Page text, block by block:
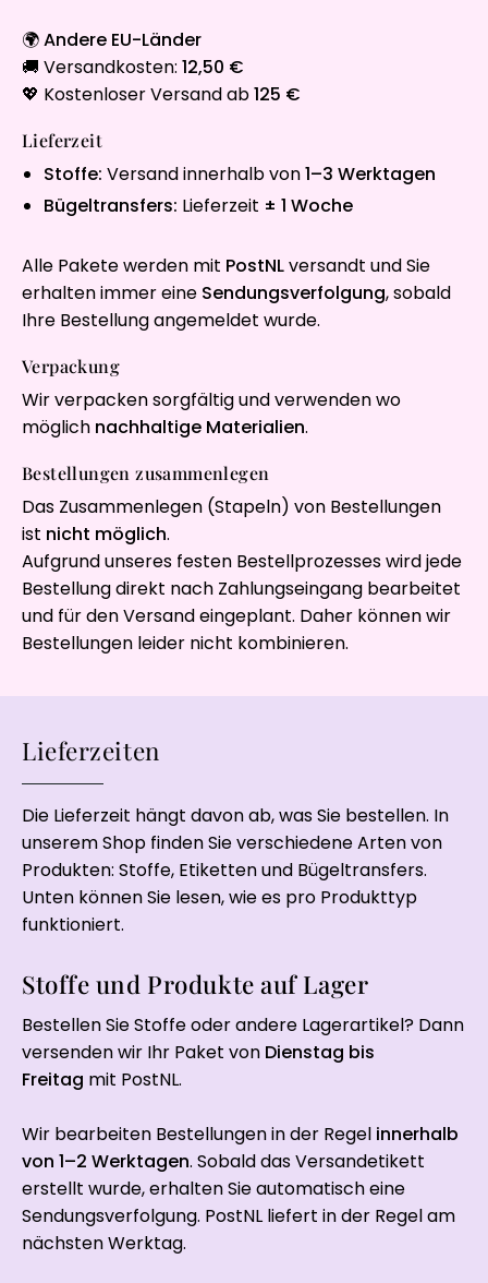
🌍Andere EU-Länder
🚚 Versandkosten: 12,50 €
💖 Kostenloser Versand ab125 €
Lieferzeit
Stoffe: Versand innerhalb von1–3 Werktagen
Bügeltransfers: Lieferzeit ± 1 Woche
Alle Pakete werden mit PostNLversandt und Sie
erhalten immer eine Sendungsverfolgung, sobald
Ihre Bestellung angemeldet wurde.
Verpackung
Wir verpacken sorgfältig und verwenden wo
möglich nachhaltige Materialien.
Bestellungen zusammenlegen
Das Zusammenlegen (Stapeln) von Bestellungen
ist nicht möglich.
Aufgrund unseres festen Bestellprozesses wird jede
Bestellung direkt nach Zahlungseingang bearbeitet
und für den Versand eingeplant. Daher können wir
Bestellungen leider nicht kombinieren.
Lieferzeiten
Die Lieferzeit hängt davon ab, was Sie bestellen. In
unserem Shop finden Sie verschiedene Arten von
Produkten: Stoffe, Etiketten und Bügeltransfers.
Unten können Sie lesen, wie es pro Produkttyp
funktioniert.
Stoffe und Produkte auf Lager
Bestellen Sie Stoffe oder andere Lagerartikel? Dann
versenden wir Ihr Paket von Dienstag bis
Freitag mit PostNL.
Wir bearbeiten Bestellungen in der Regel innerhalb
von 1–2 Werktagen. Sobald das Versandetikett
erstellt wurde, erhalten Sie automatisch eine
Sendungsverfolgung. PostNL liefert in der Regel am
nächsten Werktag.